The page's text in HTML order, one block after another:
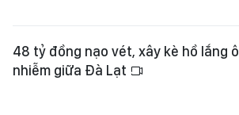
48 tỷ đồng nạo vét, xây kè hồ lắng ô
nhiễm giữa Đà Lạt